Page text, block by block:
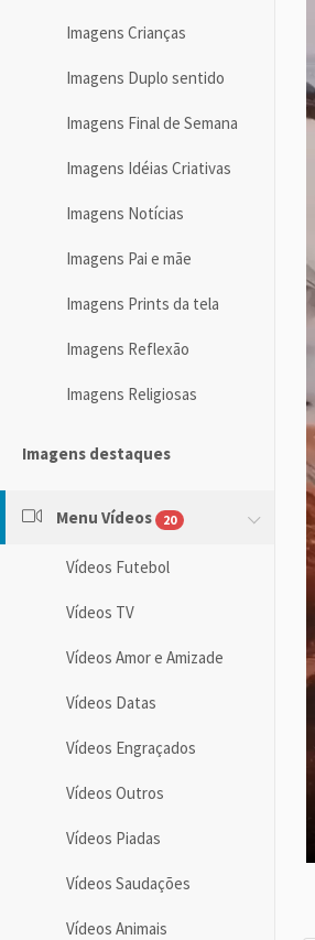
Imagens Crianças
Imagens Duplo sentido
Imagens Final de Semana
Imagens Idéias Criativas
Imagens Notícias
Imagens Pai e mãe
Imagens Prints da tela
Imagens Reflexão
Imagens Religiosas
Imagens destaques
Menu Vídeos 20
Vídeos Futebol
Vídeos TV
Vídeos Amor e Amizade
Vídeos Datas
Vídeos Engraçados
Vídeos Outros
Vídeos Piadas
Vídeos Saudações
Vídeos Animais